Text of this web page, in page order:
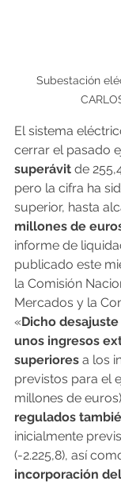
Subestación
El sistema
cerrar el pasado
superávit de
pero la cifra ha
superior, hasta
millones de
informe de
publicado este
la Comisión
Mercados y la
«Dicho
unos ingresos
superiores a los
previstos para el
millones de
regulados
inicialmente
(-2.225,8), así
incorporación